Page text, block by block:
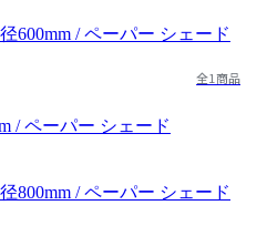
全1商品
/ ペーパー シェード